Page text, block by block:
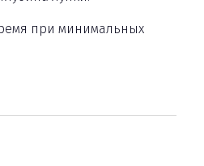
при минимальных